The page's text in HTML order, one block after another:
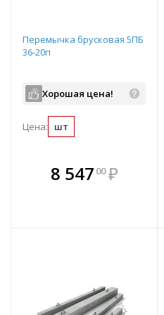
Перемычка брусковая 5ПБ
36-20п
Хорошая цена!
Цена: шт
8 547 00 ₽
В комплекте
всегда выгоднее!